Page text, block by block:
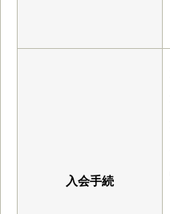
入会手続